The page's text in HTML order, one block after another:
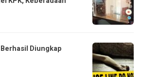
Diungkap